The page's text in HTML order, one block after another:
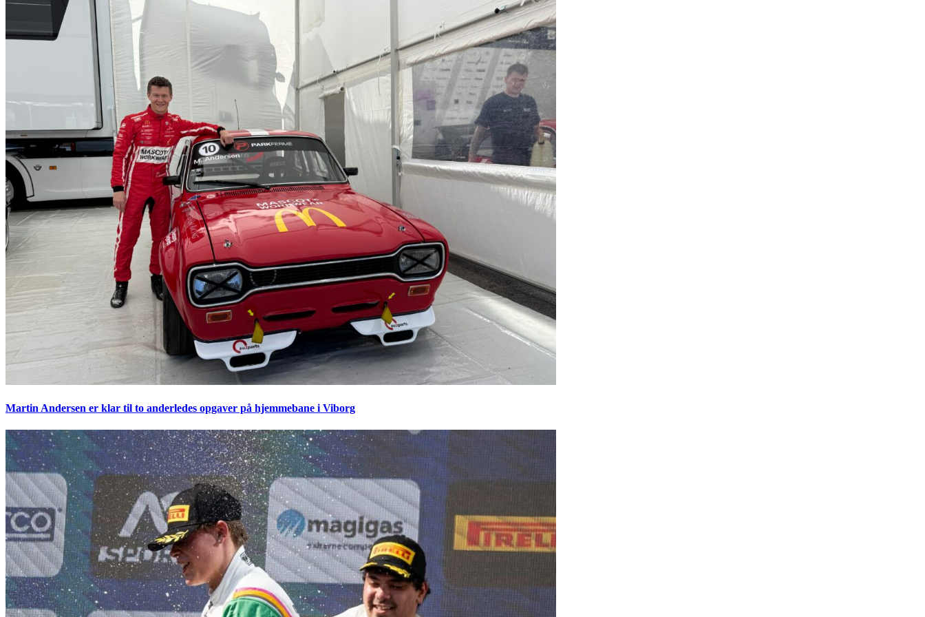
Martin Andersen er klar til to anderledes opgaver på hjemmebane i Viborg